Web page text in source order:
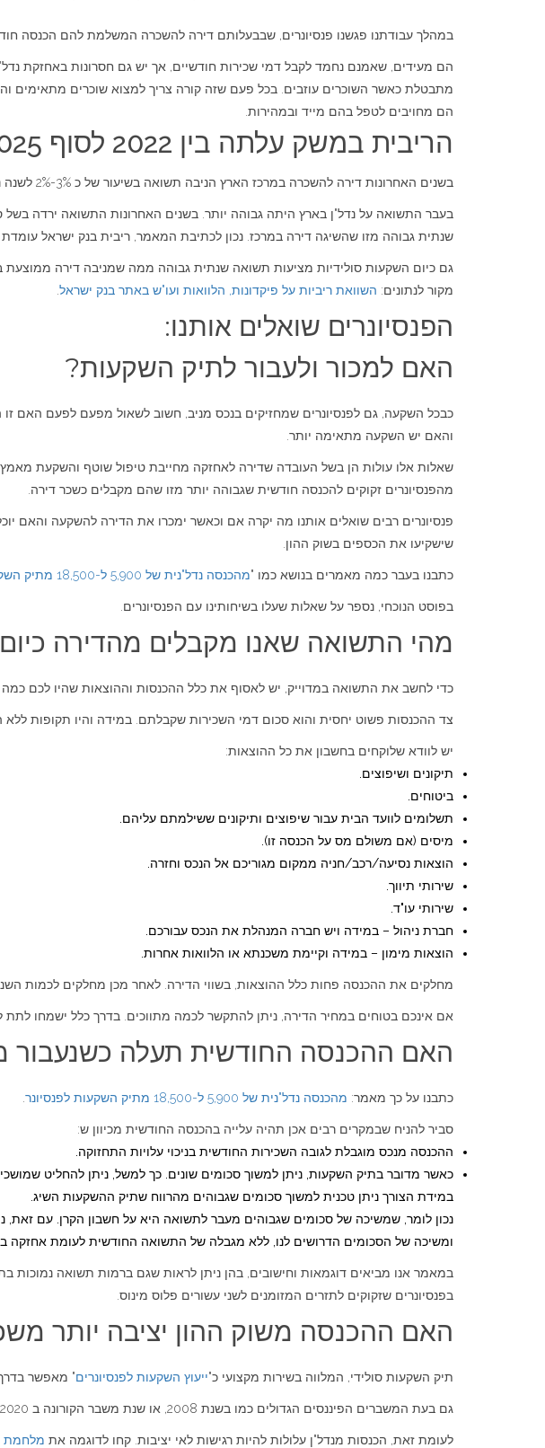
במהלך עבודתנו פגשנו פנסיונרים, שבבעלותם דירה להשכרה המשלמת להם הכנסה
הם מעידים, שאמנם נחמד לקבל דמי שכירות חודשיים, אך יש גם חסרונות באחזקת
מתבטלת כאשר השוכרים עוזבים. בכל פעם שזה קורה צריך למצוא שוכרים מתאימים
הם מחויבים לטפל בהם מייד ובמהירות.
הריבית במשק עלתה בין 2022 לסוף 2025
בשנים האחרונות דירה להשכרה במרכז הארץ הניבה תשואה בשיעור של כ 3%-2% לשנה נטו. אם בעלי הדירה נעזרו בשירותי חברת ניהול, התשואה היתה נמוכה מכך.
בעבר התשואה על נדל"ן בארץ היתה גבוהה יותר. בשנים האחרונות התשואה ירדה בשל
שנתית גבוהה מזו שהשיגה דירה במרכז. נכון לכתיבת המאמר, ריבית בנק ישראל עומדת על
גם כיום השקעות סולידיות מציעות תשואה שנתית גבוהה ממה שמניבה דירה ממוצעת במרכז הארץ. הריבית
מקור לנתונים: השוואת ריביות על פיקדונות, הלוואות ועו"ש באתר בנק ישראל
הפנסיונרים שואלים אותנו:
האם למכור ולעבור לתיק השקעות?
כבכל השקעה, גם לפנסיונרים שמחזיקים בנכס מניב, חשוב לשאול מפעם לפעם האם
והאם יש השקעה מתאימה יותר.
שאלות אלו עולות הן בשל העובדה שדירה לאחזקה מחייבת טיפול שוטף והשקעת
מהפנסיונרים זקוקים להכנסה חודשית שגבוהה יותר מזו שהם מקבלים כשכר דירה.
פנסיונרים רבים שואלים אותנו מה יקרה אם וכאשר ימכרו את הדירה להשקעה והאם
שישקיעו את הכספים בשוק ההון.
כתבנו בעבר כמה מאמרים בנושא כמו "מהכנסה נדל"נית של 5,900 ל-18,500 מתיק השקעות לפנסיונר
בפוסט הנוכחי, נספר על שאלות שעלו בשיחותינו עם הפנסיונרים.
מהי התשואה שאנו מקבלים מהדירה
כדי לחשב את התשואה במדוייק, יש לאסוף את כלל ההכנסות וההוצאות שהיו לכם כמה
צד ההכנסות פשוט יחסית והוא סכום דמי השכירות שקבלתם. במידה והיו תקופות ללא
יש לוודא שלוקחים בחשבון את כל ההוצאות:
תיקונים ושיפוצים.
ביטוחים.
תשלומים לוועד הבית עבור שיפוצים ותיקונים ששילמתם עליהם.
מיסים (אם משולם מס על הכנסה זו).
הוצאות נסיעה/רכב/חניה ממקום מגוריכם אל הנכס וחזרה.
שירותי תיווך.
שירותי עו"ד.
חברת ניהול – במידה ויש חברה המנהלת את הנכס עבורכם.
הוצאות מימון – במידה וקיימת משכנתא או הלוואות אחרות.
מחלקים את ההכנסה פחות כלל ההוצאות, בשווי הדירה. לאחר מכן מחלקים לכמות
אם אינכם בטוחים במחיר הדירה, ניתן להתקשר לכמה מתווכים. בדרך כלל ישמחו לתת
האם ההכנסה החודשית תעלה כשנעבור
כתבנו על כך מאמר: מהכנסה נדל"נית של 5,900 ל-18,500 מתיק השקעות לפנסיונר
סביר להניח שבמקרים רבים אכן תהיה עלייה בהכנסה החודשית מכיוון ש:
ההכנסה מנכס מוגבלת לגובה השכירות החודשית בניכוי עלויות התחזוקה.
כאשר מדובר בתיק השקעות, ניתן למשוך סכומים שונים. כך למשל, ניתן להחליט
במידת הצורך ניתן טכנית למשוך סכומים שגבוהים מהרווח שתיק ההשקעות השיג.
נכון לומר, שמשיכה של סכומים שגבוהים מעבר לתשואה היא על חשבון הקרן. עם
ומשיכה של הסכומים הדרושים לנו, ללא מגבלה של התשואה החודשית לעומת אחזקה
במאמר אנו מביאים דוגמאות וחישובים, בהן ניתן לראות שגם ברמות תשואה נמוכות
בפנסיונרים שזקוקים לתזרים המזומנים לשני עשורים פלוס מינוס.
האם ההכנסה משוק ההון יציבה יותר
תיק השקעות סולידי, המלווה בשירות מקצועי כ"ייעוץ השקעות לפנסיונרים" מאפשר
גם בעת המשברים הפיננסים הגדולים כמו בשנת 2008, או שנת משבר הקורונה ב 2020 וכיוצ"ב, לקוחות קיבלו את ההכנסה השוטפת שתכננו.
לעומת זאת, הכנסות מנדל"ן עלולות להיות רגישות לאי יציבות. קחו לדוגמה את מלחמת